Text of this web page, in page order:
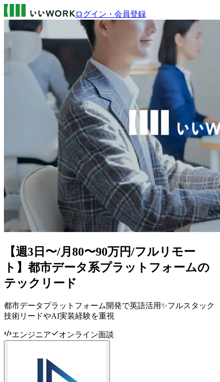
ログイン・会員登録
【週3日〜/月80〜90万円/フルリモー
ト】都市データ系プラットフォームの
テックリード
都市データプラットフォーム開発で英語活用✨フルスタック
技術リードやAI実装経験を重視
エンジニア オンライン面談